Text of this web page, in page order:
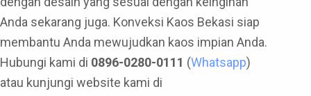
Anda sekarang juga. Konveksi Kaos Bekasi siap
membantu Anda mewujudkan kaos impian Anda.
Hubungi kami di 0896-0280-0111 (Whatsapp)
atau kunjungi website kami di